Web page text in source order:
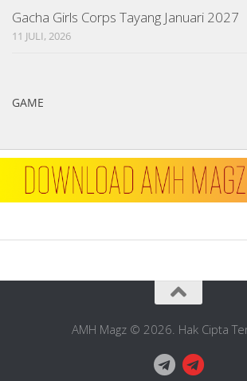
Gacha Girls Corps Tayang Januari 2027
11 JULI, 2026
GAME
AMH Magz © 2026. Hak Cipta